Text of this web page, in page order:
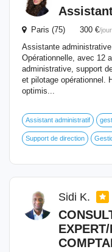
Paris (75) 300 €/jour
Assistante
Opérationnelle, avec 12
administrative, support
et pilotage opérationnel.
optimis...
Assistant administratif
Support de direction
Sidi K.